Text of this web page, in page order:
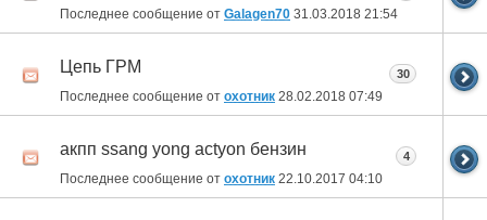
Последнее сообщение от Galagen70 31.03.2018 21:54
Цепь ГРМ
Последнее сообщение от охотник 28.02.2018 07:49
30
акпп ssang yong actyon бензин
Последнее сообщение от охотник 22.10.2017 04:10
4